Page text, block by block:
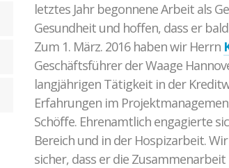
letztes Jahr begonnene Arbeit als
Gesundheit und hoffen, dass er
Zum 1. März. 2016 haben wir Herrn
Geschäftsführer der Waage
langjährigen Tätigkeit in der
Erfahrungen im
Schöffe. Ehrenamtlich engagierte
Bereich und in der Hospizarbeit.
sicher, dass er die